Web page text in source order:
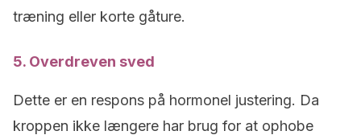
træning eller korte gåture.
5. Overdreven sved
Dette er en respons på hormonel justering. Da
kroppen ikke længere har brug for at ophobe